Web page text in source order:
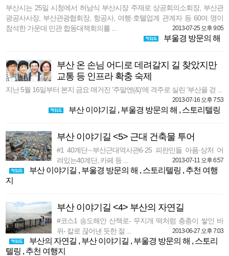
부산시는 25일 시청에서 허남식 부산시장 주재로 상공회의소회장, 부산관
광공사사장, 부산관광협회장, 항공사, 여행·호텔업계 관계자 등 60여 명이
참석한 가운데 민관 합동대책회의를 ...
2013-07-25 오후 9:05
부울경 방문의 해
부산 온 손님 어디로 데려갈지 길 찾았지만
교통 등 인프라 확충 숙제
지난 5월 16일부터 본지 금요 매거진 '주말엔(&)'에 격주로 실린 '부산을 걷 ...
2013-07-16 오후 7:53
부산 이야기길 , 부울경 방문의 해 , 스토리텔링
부산 이야기길 <5> 근대 건축물 투어
#1 40계단∼부산근대역사관6·25 피란민들 아픔·상처 어
려있는40계단, 카페 등 ...
2013-07-11 오후 6:57
부산 이야기길 , 부울경 방문의 해 , 스토리텔링 , 추천 여행
지
부산 이야기길 <4> 부산의 자연길
#코스1 송도해안 산책로- 무지개 떡처럼 층층이 쌓인 바
위- 칼로 끊어낸 듯한 절 ...
2013-06-27 오후 7:03
부산의 자연길 , 부산 이야기길 , 부울경 방문의 해 , 스토리
텔링 , 추천 여행지